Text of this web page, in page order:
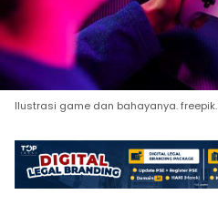
Ilustrasi game dan bahayanya. freepik.